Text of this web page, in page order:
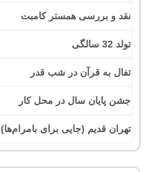
نقد و بررسی همستر کامبت
تولد 32 سالگی
تفال به قرآن در شب قدر
جشن پایان سال در محل کار
تهران قدیم (جایی برای بامرام‌ها)